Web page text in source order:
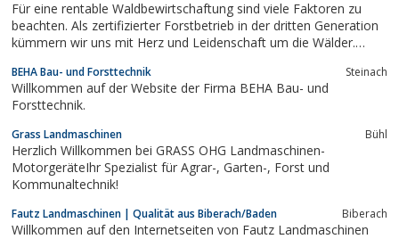
Für eine rentable Waldbewirtschaftung sind viele Faktoren zu
beachten. Als zertifizierter Forstbetrieb in der dritten Generation
kümmern wir uns mit Herz und Leidenschaft um die Wälder.
hochmoderner Forsttechnik wie Entrindungsmaschinen,
Rückewagen, Vollernter und...
BEHA Bau- und Forsttechnik Steinach
Willkommen auf der Website der Firma BEHA Bau- und
Forsttechnik.
Grass Landmaschinen Bühl
Herzlich Willkommen bei GRASS OHG Landmaschinen-
MotorgeräteIhr Spezialist für Agrar-, Garten-, Forst und
Kommunaltechnik!
Fautz Landmaschinen | Qualität aus Biberach/Baden Biberach
Willkommen auf den Internetseiten von Fautz Landmaschinen